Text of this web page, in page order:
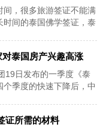
，很多旅游签证不能满
时间的泰国佛学签证，泰
泰国房产兴趣高涨
19日发布的一季度《泰
季度的快速下降后，中
证所需的材料